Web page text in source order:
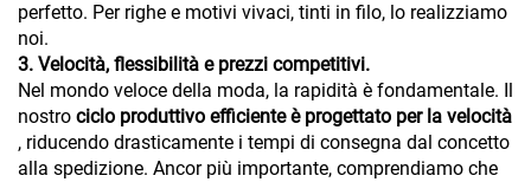
perfetto. Per righe e motivi vivaci, tinti in filo, lo realizziamo
noi.
3. Velocità, flessibilità e prezzi competitivi.
Nel mondo veloce della moda, la rapidità è fondamentale. Il
nostro ciclo produttivo efficiente è progettato per la velocità
, riducendo drasticamente i tempi di consegna dal concetto
alla spedizione. Ancor più importante, comprendiamo che